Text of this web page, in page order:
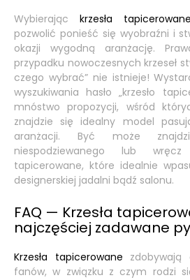
Wybierając krzesła
pozwolić ponieść się wyobraźni i
okazji wygodną aranżację.
przypadku nowoczesnych krzeseł
czego wybrać” nie istnieje!
wyszukiwania hasło „krzesło
mnóstwo propozycji, wśród
znajdzie się idealny model
aranżacji. Być może
niespodziewanego lub wręcz
tapicerowane, które idealnie
designerskiej jadalni bądź salonu.
FAQ — Krzesła
najczęściej zadawane
Krzesła tapicerowane zdobywają
fanów, w związku z czym rodzi